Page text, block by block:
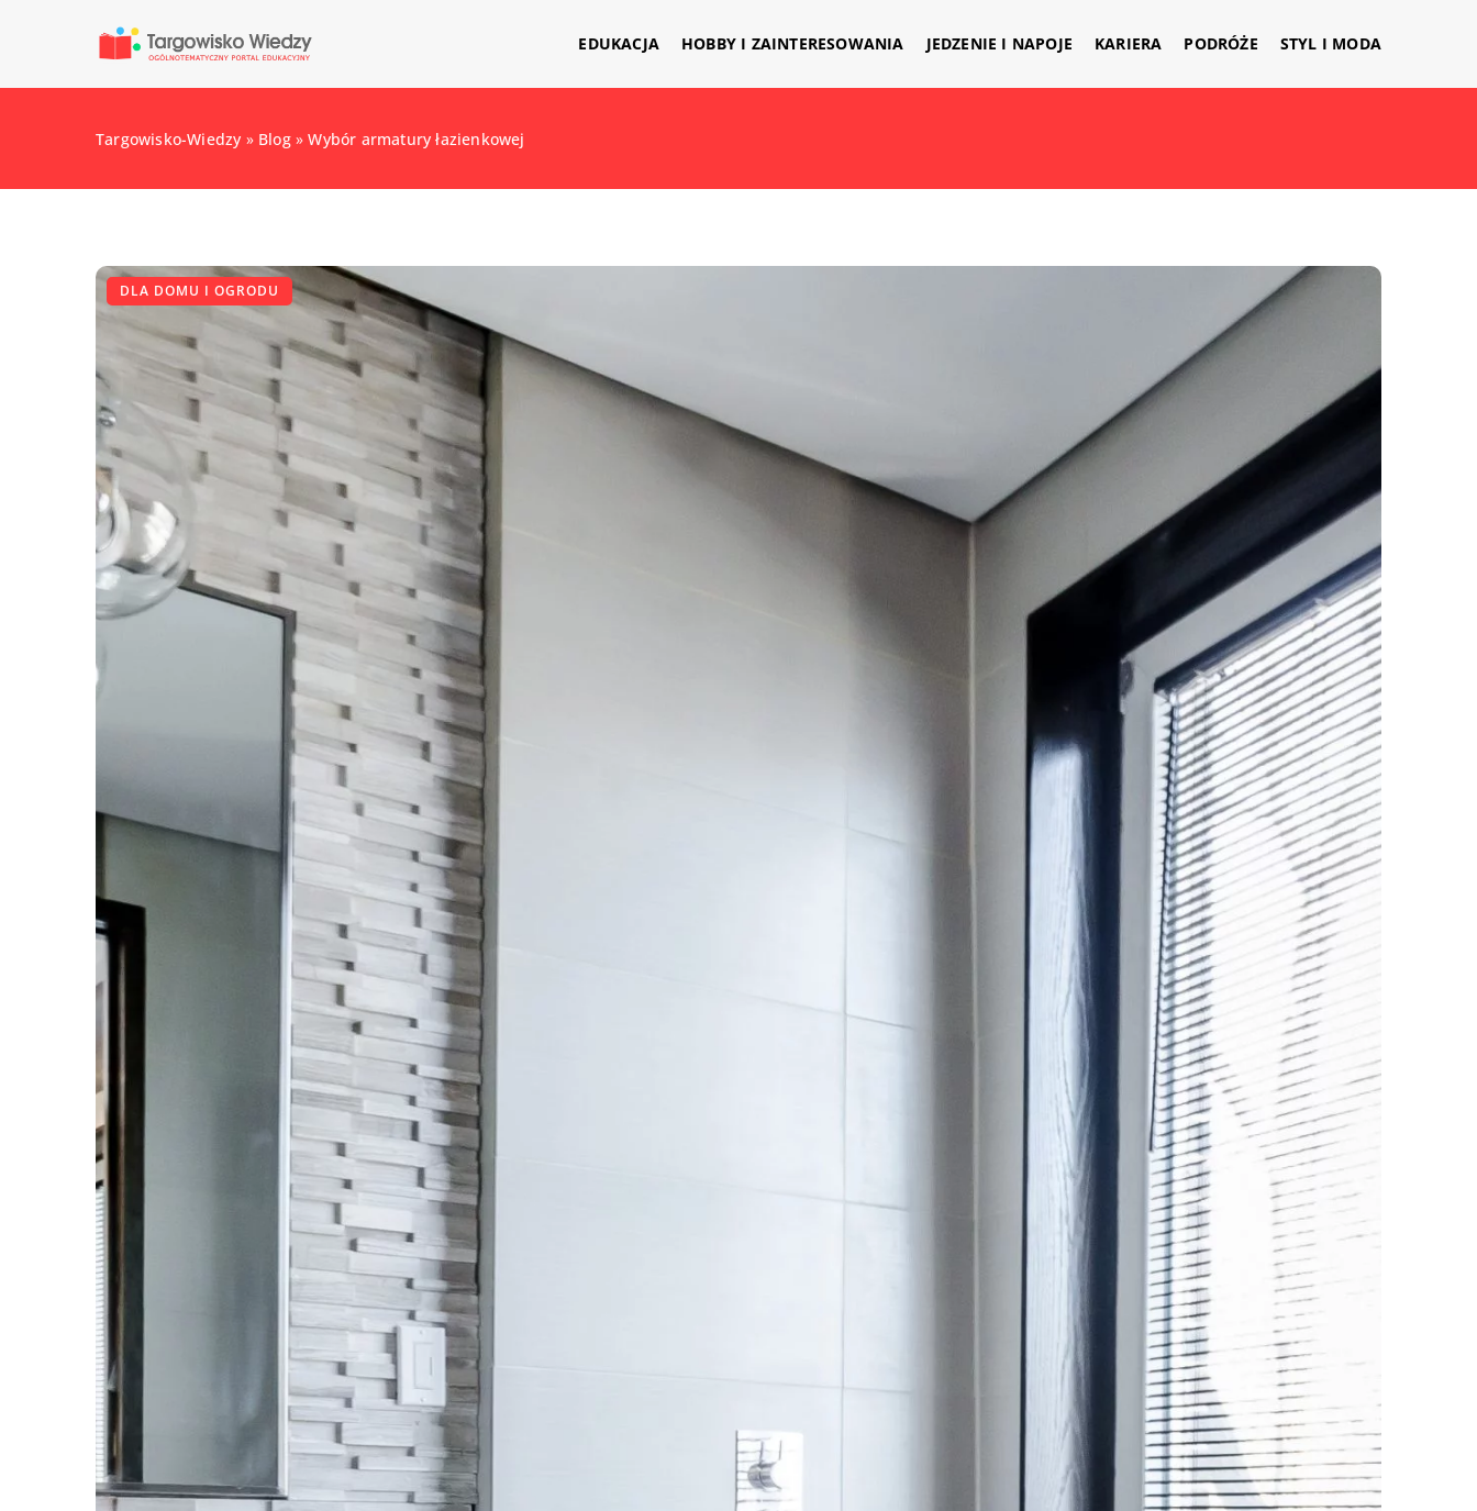
EDUKACJA HOBBY I ZAINTERESOWANIA JEDZENIE I NAPOJE KARIERA PODRÓŻE STYL I MODA
Targowisko-Wiedzy » Blog»Wybór armatury łazienkowej
DLA DOMU I OGRODU